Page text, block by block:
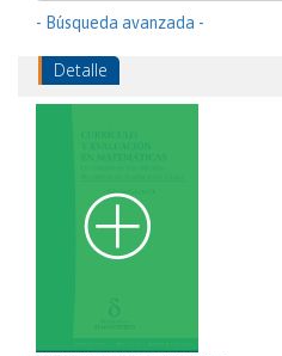
- Búsqueda avanzada -
Detalle